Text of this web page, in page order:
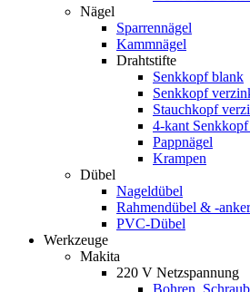
Nägel
Sparrennägel
Kammnägel
Drahtstifte
Senkkopf blank
Senkkopf
Stauchkopf
4-kant
Pappnägel
Krampen
Dübel
Nageldübel
Rahmendübel & -anker
PVC-Dübel
Werkzeuge
Makita
220 V Netzspannung
Bohren,